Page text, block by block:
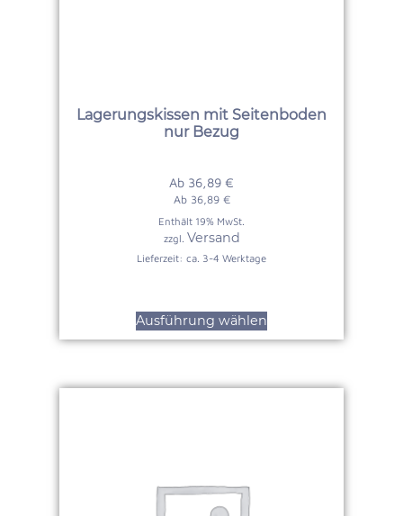
Lagerungskissen mit Seitenboden
nur Bezug
Ab 36,89 €
Ab 36,89 €
Enthält 19% MwSt.
zzgl. Versand
Lieferzeit: ca. 3-4 Werktage
Ausführung wählen